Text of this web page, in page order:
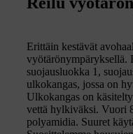
Erittäin kestävät
vyötärönympäryksellä.
suojausluokka 1,
ulkokangas, jossa on
Ulkokangas on
vettä hylkiväksi. Vuori
polyamidia. Suuret